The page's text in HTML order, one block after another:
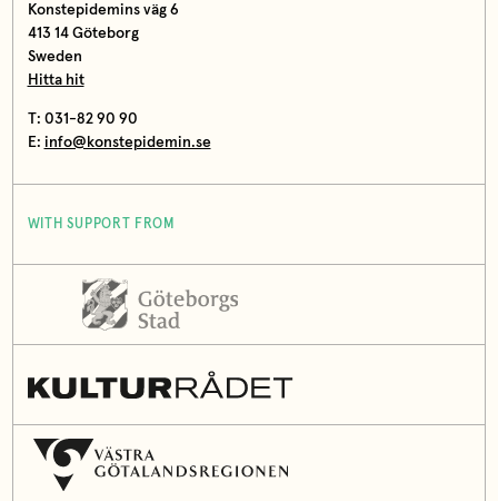
Konstepidemins väg 6
413 14 Göteborg
Sweden
Hitta hit
T: 031-82 90 90
E: info@konstepidemin.se
WITH SUPPORT FROM